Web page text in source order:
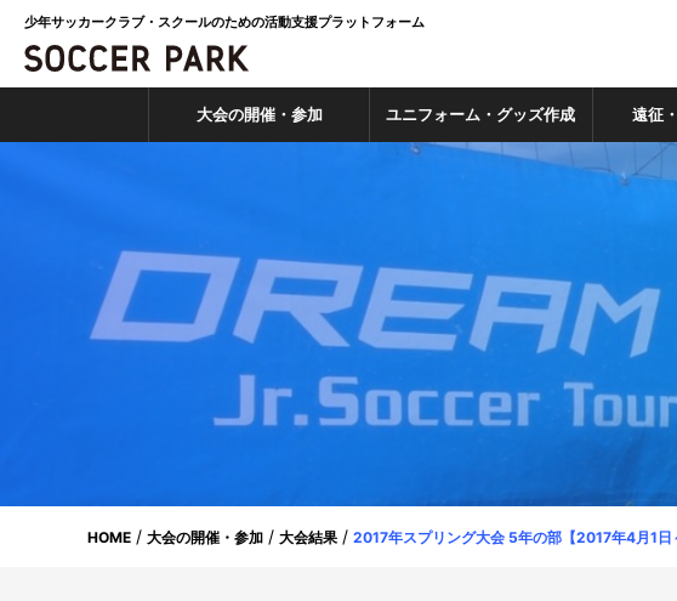
少年サッカークラブ・スクールのための活動支援プラットフォーム
大会の開催・参加 ユニフォーム・グッズ作成 遠征
HOME 大会の開催・参加 大会結果 2017年スプリング大会 5年の部【2017年4月1日